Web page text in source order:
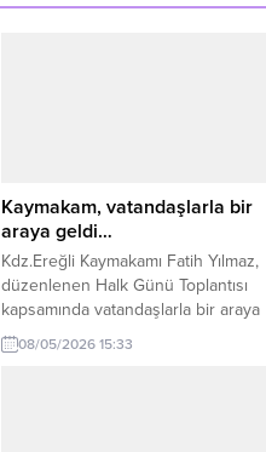
Kaymakam, vatandaşlarla bir
araya geldi…
Kdz.Ereğli Kaymakamı Fatih Yılmaz,
düzenlenen Halk Günü Toplantısı
kapsamında vatandaşlarla bir araya
geldi. Yapılan açıklama şu şekilde:
“Vatandaşlarımızın talep, öneri ve
08/05/2026 15:33